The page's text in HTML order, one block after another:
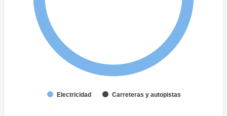
Electricidad Carreteras y autopistas